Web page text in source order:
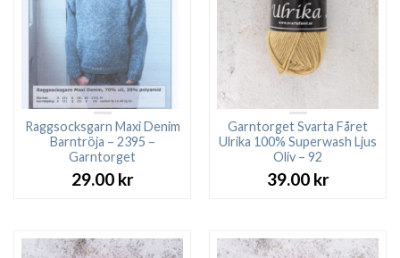
Raggsocksgarn Maxi Denim
Barntröja – 2395 –
Garntorget
29.00 kr
Garntorget Svarta Fåret
Ulrika 100% Superwash Ljus
Oliv – 92
39.00 kr